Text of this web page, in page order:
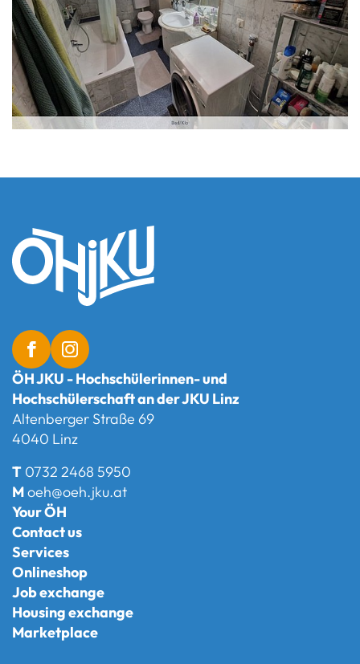
ÖH JKU - Hochschülerinnen- und
Hochschülerschaft an der JKU Linz
Altenberger Straße 69
4040 Linz
T 0732 2468 5950
Moeh@oeh.jku.at
Your ÖH
Contact us
Services
Onlineshop
Job exchange
Housing exchange
Marketplace